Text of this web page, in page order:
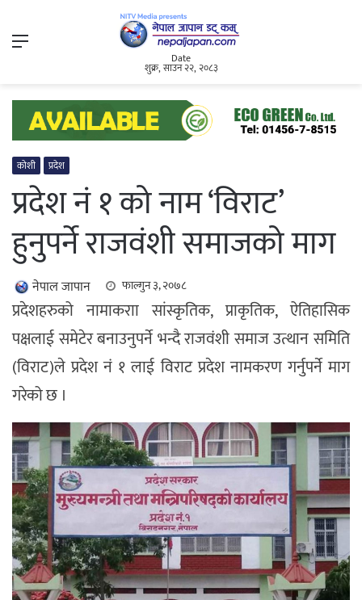
Menu
Date
शुक्र, साउन २२, २०८३
कोशी प्रदेश
प्रदेश नं १ को नाम ‘विराट’
हुनुपर्ने राजवंशी समाजको माग
नेपाल जापान फाल्गुन ३, २०७८
प्रदेशहरुको नामाकराा सांस्कृतिक, प्राकृतिक, ऐतिहासिक
पक्षलाई समेटेर बनाउनुपर्ने भन्दै राजवंशी समाज उत्थान समिति
(विराट)ले प्रदेश नं १ लाई विराट प्रदेश नामकरण गर्नुपर्ने माग
गरेको छ ।